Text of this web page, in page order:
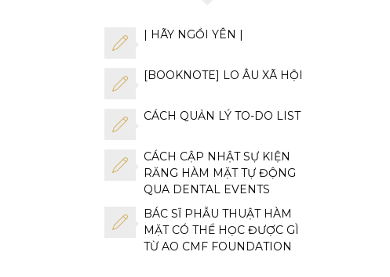
| HÃY NGỒI YÊN |
[BOOKNOTE] LO ÂU XÃ HỘI
CÁCH QUẢN LÝ TO-DO LIST
CÁCH CẬP NHẬT SỰ KIỆN
RĂNG HÀM MẶT TỰ ĐỘNG
QUA DENTAL EVENTS
BÁC SĨ PHẪU THUẬT HÀM
MẶT CÓ THỂ HỌC ĐƯỢC GÌ
TỪ AO CMF FOUNDATION